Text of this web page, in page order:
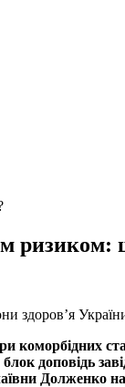
ризиком:
здоров’я
коморбідних
доповідь
Долженко на